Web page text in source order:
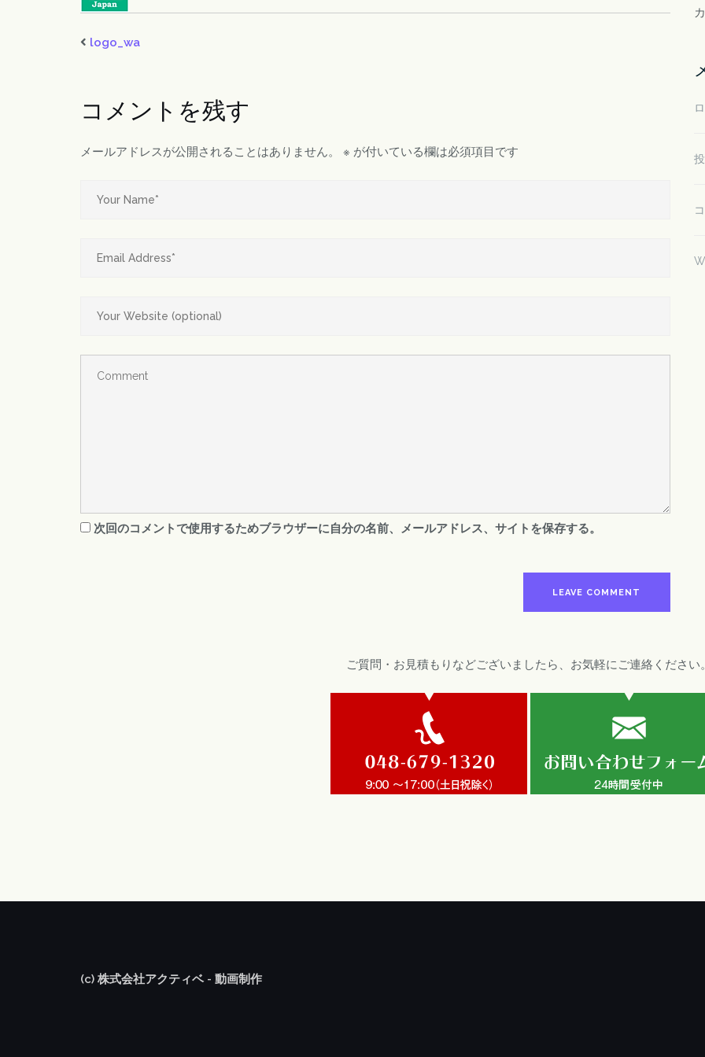
logo_wa
コメントを残す
メールアドレスが公開されることはありません。 ※ が付いている欄は必須項目です
次回のコメントで使用するためブラウザーに自分の名前、メールアドレス、サイトを保存する。
ご質問・お見積もりなどございましたら、お気軽にご連絡ください
(c) 株式会社アクティベ - 動画制作